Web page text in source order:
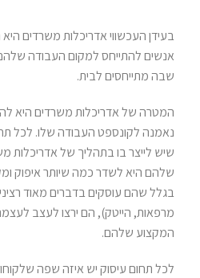
בעידן העכשווי אדריכלות משרדים
אנשים להתייחס למקום העבודה
שבה מתייחסים לבית.
המטרה של אדריכלות משרדים היא
נאמנה לקונספט העבודה שלו. לכל
שיש לייצר בו בתהליך של
שלהם היא לשדר כמה שיותר איפוק
בגלל שהם עוסקים בדברים מאוד
מרפאות, הייטק), הם ירצו לעצב
המקצוע שלהם.
לכל תחום עיסוק יש איזה שפה